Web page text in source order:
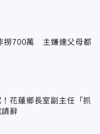
撈700萬 主嫌連父母都
花蓮鄉長室副主任「抓
辭